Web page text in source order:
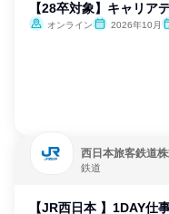
【28卒対象】キャリア
オンライン 2026年10月
西日本旅客鉄道
鉄道
【JR西日本 】1DAY仕